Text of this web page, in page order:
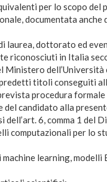
per lo scopo del
documentata anche
laurea, dottorato ed
riconosciuti in Italia
dell’Università
predetti titoli conseguiti
procedura
candidato alla
6, comma 1 del
computazionali per lo
learning, modelli